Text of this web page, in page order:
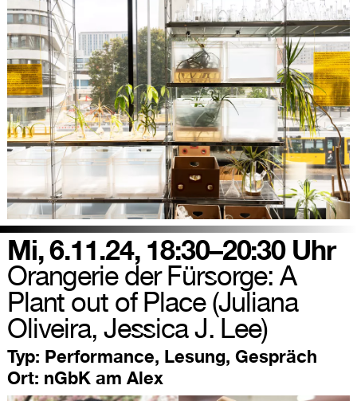
Mi, 6.11.24, 18:30–20:30 Uhr
Orangerie der Fürsorge: A
Plant out of Place (Juliana
Oliveira, Jessica J. Lee)
Typ: Performance, Lesung, Gespräch
Ort: nGbK am Alex